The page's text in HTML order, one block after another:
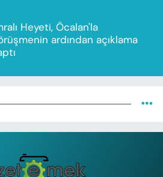
Heyeti, Öcalan'la
ardından açıklama